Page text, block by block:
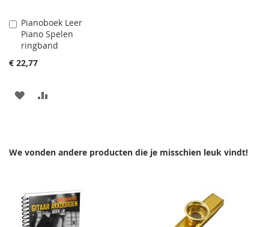
Pianoboek Leer
Piano Spelen
ringband
€ 22,77
Aan
winkelwagen
toevoegen
AAN
TE
We vonden andere producten die je misschien leuk vindt!